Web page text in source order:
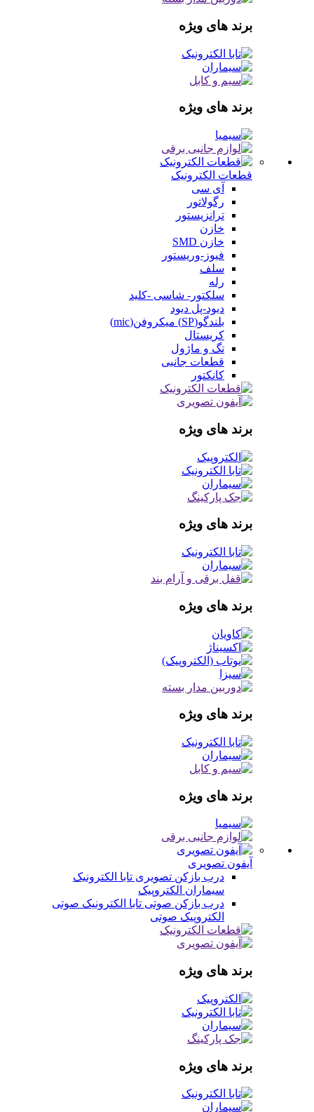
برند های ویژه
برند های ویژه
قطعات الکترونیک
آی سی
رگولاتور
ترانزیستور
خازن
خازن SMD
فیوز-وریستور
سلف
رله
سلکتور- شاسی -کلید
دیود-پل دیود
بلندگو(SP) میکروفن(mic)
کریستال
تگ و ماژول
قطعات جانبی
کانکتور
برند های ویژه
برند های ویژه
برند های ویژه
برند های ویژه
برند های ویژه
آیفون تصویری
درب بازکن تصویری تابا الکترونیک
سیماران الکتروپیک
درب بازکن صوتی تابا الکترونیک صوتی
الکتروپیک صوتی
برند های ویژه
برند های ویژه